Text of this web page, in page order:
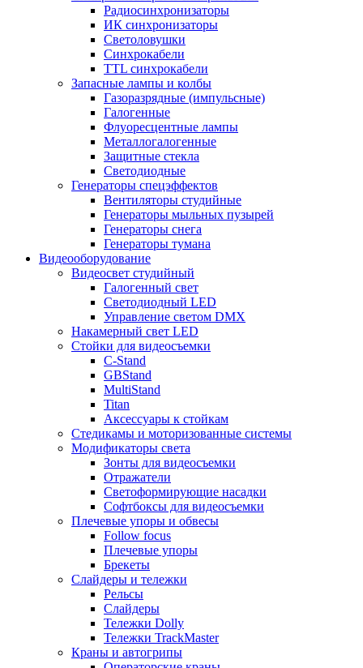
Радиосинхронизаторы
ИК синхронизаторы
Светоловушки
Синхрокабели
TTL синхрокабели
Запасные лампы и колбы
Газоразрядные (импульсные)
Галогенные
Флуоресцентные лампы
Металлогалогенные
Защитные стекла
Светодиодные
Генераторы спецэффектов
Вентиляторы студийные
Генераторы мыльных пузырей
Генераторы снега
Генераторы тумана
Видеооборудование
Видеосвет студийный
Галогенный свет
Светодиодный LED
Управление светом DMX
Накамерный свет LED
Стойки для видеосъемки
C-Stand
GBStand
MultiStand
Titan
Аксессуары к стойкам
Стедикамы и моторизованные системы
Модификаторы света
Зонты для видеосъемки
Отражатели
Светоформирующие насадки
Софтбоксы для видеосъемки
Плечевые упоры и обвесы
Follow focus
Плечевые упоры
Брекеты
Слайдеры и тележки
Рельсы
Слайдеры
Тележки Dolly
Тележки TrackMaster
Краны и автогрипы